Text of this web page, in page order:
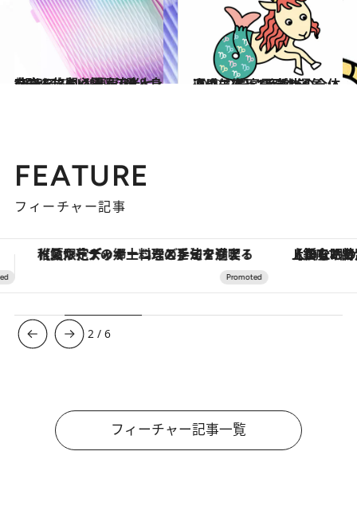
2019.6.23
“視える”占い師・流光七奈さんに聞く 運気UP＆身を守る旅の必需品7選
旅＆お出かけ 2019.12.25
【山羊座】1月前半の全体運は？ 最高最強の運気。直感に従って行動を
占い
FEATURE
フィーチャー記事
【銀座で出合う最旬美容】美髪ケアや上質な眠り…セルフケアのアップデートから、特別な名入れギフトまで。大人のための「ReFa GINZA」クルーズ
3 /6
フィーチャー記事一覧